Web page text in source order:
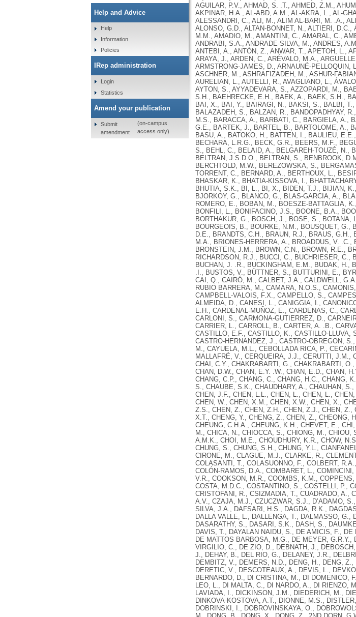
Help and Advice
Help
Information
Policies
IRep administration
Login
Statistics
Amend your publication
Submit
amendment
(on-campus
access only)